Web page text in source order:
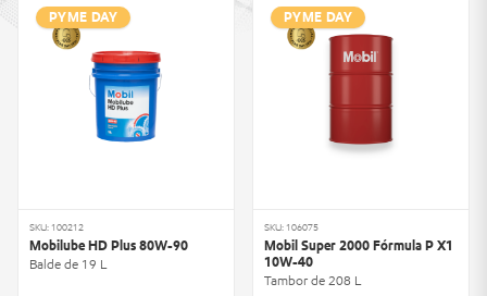
PYME DAY
SKU: 100212
Mobilube HD Plus 80W-90
Balde de 19 L
PYME DAY
SKU: 106075
Mobil Super 2000 Fórmula P X1
10W-40
Tambor de 208 L